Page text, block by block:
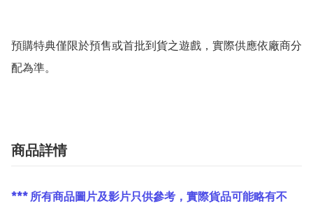
預購特典僅限於預售或首批到貨之遊戲，實際供應依廠商分
配為準。
商品詳情
*** 所有商品圖片及影片只供參考，實際貨品可能略有不